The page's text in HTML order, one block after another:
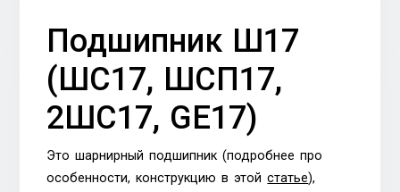
Подшипник Ш17
(ШС17, ШCП17,
2ШС17, GE17)
Это шарнирный подшипник (подробнее про
особенности, конструкцию в этойстатье),